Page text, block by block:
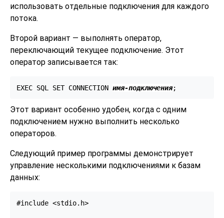
использовать отдельные подключения для каждого
потока.
Второй вариант — выполнять оператор,
переключающий текущее подключение. Этот
оператор записывается так:
EXEC SQL SET CONNECTION имя-подключения;
Этот вариант особенно удобен, когда с одним
подключением нужно выполнить несколько
операторов.
Следующий пример программы демонстрирует
управление несколькими подключениями к базам
данных:
#include <stdio.h>